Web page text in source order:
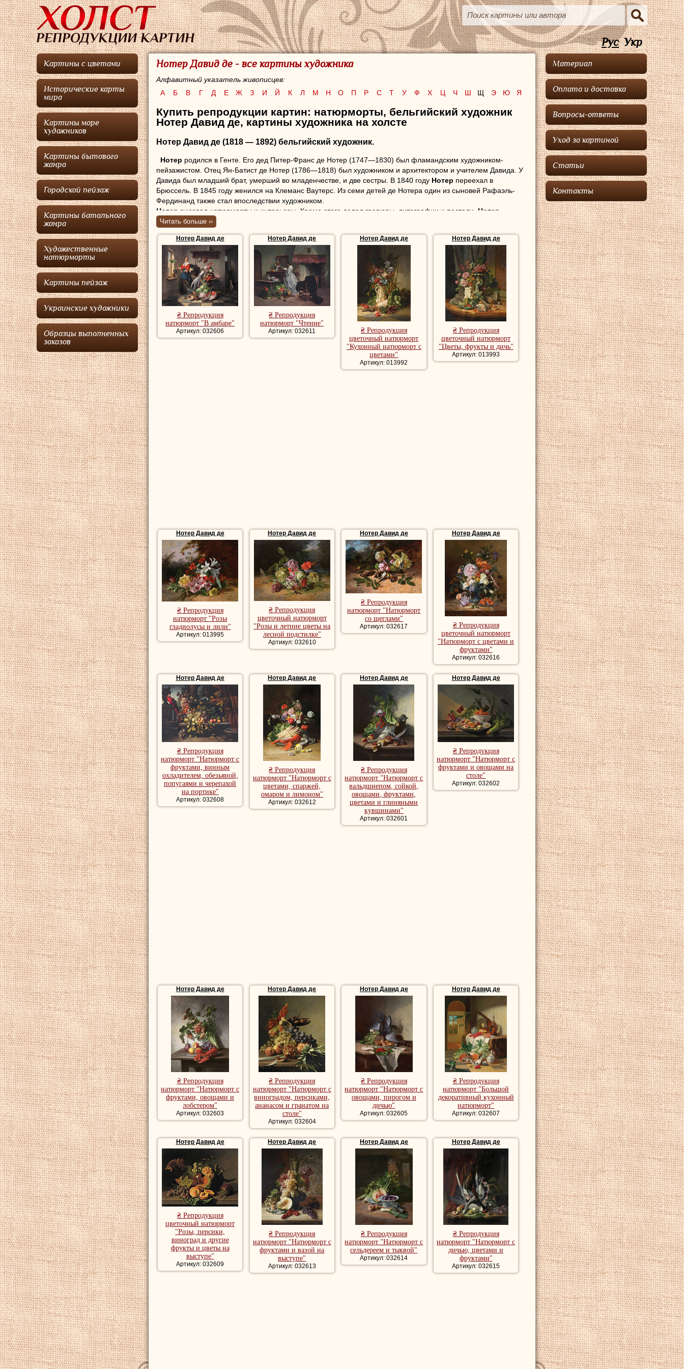
Рус Укр
Картины с цветами
Исторические карты
мира
Картины море
художников
Картины бытового
жанра
Городской пейзаж
Картины батального
жанра
Художественные
натюрморты
Картины пейзаж
Украинские художники
Образцы выполненных
заказов
Нотер Давид де - все картины художника
Алфавитный указатель живописцев:
А
Б В Г Д Е Ж З И Й К Л М Н О П Р С Т У Ф Х Ц Ч Ш Щ Э Ю Я
Купить репродукции картин: натюрморты, бельгийский художник
Нотер Давид де, картины художника на холсте
Нотер Давид де (1818 — 1892) бельгийский художник.
Нотер родился в Генте. Его дед Питер-Франс де Нотер (1747—1830) был фламандским художником-
пейзажистом. Отец Ян-Батист де Нотер (1786—1818) был художником и архитектором и учителем Давида. У
Давида был младший брат, умерший во младенчестве, и две сестры. В 1840 году Нотер переехал в
Брюссель. В 1845 году женился на Клеманс Ваутерс. Из семи детей де Нотера один из сыновей Рафаэль-
Фердинанд также стал впоследствии художником.
Нотер рисовал натюрморты и интерьеры. Кроме этого делал гравюры, литографии и пастели. Нотер
выставлялся в Кортрейке, Брюсселе и Лондоне, где получил несколько призов. В 1864 году жил в Париже, а в
Нотер Давид де
28 января 1892 года во французском Алжире.
Репродукции натюрморты, репродукция картины натюрморт, купить репродукции натюрморты
Читать больше ››
Нотер Давид де
₴ Репродукция
натюрморт "В амбаре"
Артикул: 032606
Нотер Давид де
₴ Репродукция
натюрморт "Чтение"
Артикул: 032611
Нотер Давид де
₴ Репродукция
цветочный натюрморт
"Кухонный натюрморт с
цветами"
Артикул: 013992
Нотер Давид де
₴ Репродукция
цветочный натюрморт
"Цветы, фрукты и дичь"
Артикул: 013993
Нотер Давид де
₴ Репродукция
натюрморт "Розы
гладиолусы и лили"
Артикул: 013995
Нотер Давид де
₴ Репродукция
цветочный натюрморт
"Розы и летние цветы на
лесной подстилке"
Артикул: 032610
Нотер Давид де
₴ Репродукция
натюрморт "Натюрморт
со щеглами"
Артикул: 032617
Нотер Давид де
₴ Репродукция
цветочный натюрморт
"Натюрморт с цветами и
фруктами"
Артикул: 032616
Нотер Давид де
₴ Репродукция
натюрморт "Натюрморт с
фруктами, винным
охладителем, обезьяной,
попугаями и черепахой
на портике"
Артикул: 032608
Нотер Давид де
₴ Репродукция
натюрморт "Натюрморт с
цветами, спаржей,
омаром и лимоном"
Артикул: 032612
Нотер Давид де
₴ Репродукция
натюрморт "Натюрморт с
вальдшнепом, сойкой,
овощами, фруктами,
цветами и глиняными
кувшинами"
Артикул: 032601
Нотер Давид де
₴ Репродукция
натюрморт "Натюрморт с
фруктами и овощами на
столе"
Артикул: 032602
Нотер Давид де
₴ Репродукция
натюрморт "Натюрморт с
фруктами, овощами и
лобстером"
Артикул: 032603
Нотер Давид де
₴ Репродукция
натюрморт "Натюрморт с
виноградом, персиками,
ананасом и гранатом на
столе"
Артикул: 032604
Нотер Давид де
₴ Репродукция
натюрморт "Натюрморт с
овощами, пирогом и
дичью"
Артикул: 032605
Нотер Давид де
₴ Репродукция
натюрморт "Большой
декоративный кухонный
натюрморт"
Артикул: 032607
Нотер Давид де
₴ Репродукция
цветочный натюрморт
"Розы, персики,
виноград и другие
фрукты и цветы на
выступе"
Артикул: 032609
Нотер Давид де
₴ Репродукция
натюрморт "Натюрморт с
фруктами и вазой на
выступе"
Артикул: 032613
Нотер Давид де
₴ Репродукция
натюрморт "Натюрморт с
сельдереем и тыквой"
Артикул: 032614
Нотер Давид де
₴ Репродукция
натюрморт "Натюрморт с
дичью, цветами и
фруктами"
Артикул: 032615
Материал
Оплата и доставка
Вопросы-ответы
Уход за картиной
Статьи
Контакты